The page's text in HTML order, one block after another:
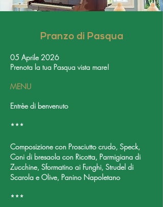
Pranzo di Pasqua
05 Aprile 2026
Prenota la tua Pasqua vista mare!
MENU
Entrèe di benvenuto
***
Composizione con Prosciutto crudo, Speck,
Coni di bresaola con Ricotta, Parmigiana di
Zucchine, Sformatino ai Funghi, Strudel di
Scarola e Olive, Panino Napoletano
***